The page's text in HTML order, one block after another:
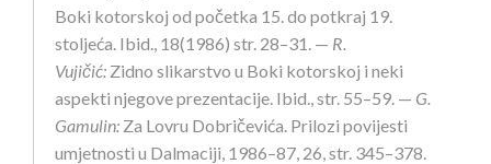
Boki kotorskoj od početka 15. do potkraj 19.
stoljeća. Ibid., 18(1986) str. 28–31. — R.
Vujičić: Zidno slikarstvo u Boki kotorskoj i neki
aspekti njegove prezentacije. Ibid., str. 55–59. — G.
Gamulin: Za Lovru Dobričevića. Prilozi povijesti
umjetnosti u Dalmaciji, 1986–87, 26, str. 345–378.